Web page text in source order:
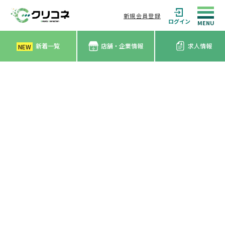
新規会員登録
ログイン
NEW 新着一覧 店舗・企業情報 求人情報